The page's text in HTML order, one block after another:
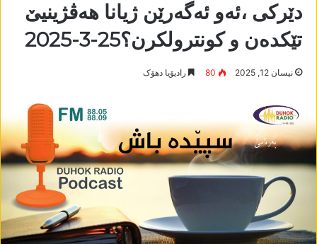
دێرکی ،ئەو ئەگەرێن ژیانا ھەڤژینیێ
تێکدەن و کونترولکرن؟25-3-2025
نیسان 12, 2025 80 رادیۆیا دھۆک